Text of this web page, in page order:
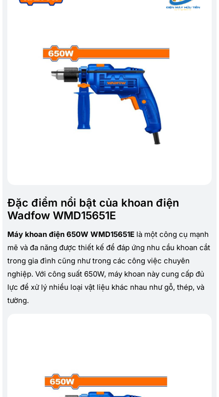
Đặc điểm nổi bật của khoan điện
Wadfow WMD15651E
Máy khoan điện 650W WMD15651E là một công cụ mạnh
mẽ và đa năng được thiết kế để đáp ứng nhu cầu khoan cắt
trong gia đình cũng như trong các công việc chuyên
nghiệp. Với công suất 650W, máy khoan này cung cấp đủ
lực để xử lý nhiều loại vật liệu khác nhau như gỗ, thép, và
tường.